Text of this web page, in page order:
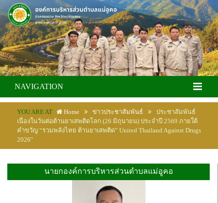
NAVIGATION
YOU ARE AT Home ข่าวประชาสัมพันธ์
ประชาสัมพันธ์
เนื่องในวันต่อต้านยาเสพติดโลก (26 มิถุนายน) ประจำปี 2569 ภายใต้
คำขวัญ “รวมพลังไทย ต้านยาเสพติด” United Thailand Against Drugs
2026″
นายกองค์การบริหารส่วนตำบลแม่อูคอ